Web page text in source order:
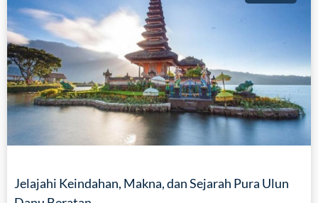
Jelajahi Keindahan, Makna, dan Sejarah Pura Ulun